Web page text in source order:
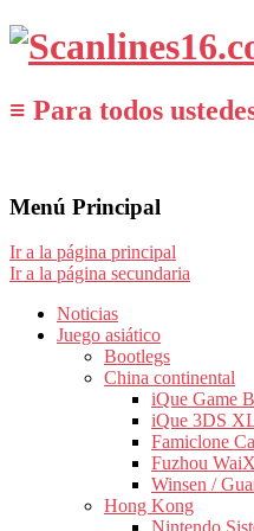
≡ Para todos
Menú Principal
Ir a la página principal
Ir a la página secundaria
Noticias
Juego asiático
Bootlegs
China continental
iQue Game
iQue 3DS
Famiclone
Fuzhou
Winsen /
Hong Kong